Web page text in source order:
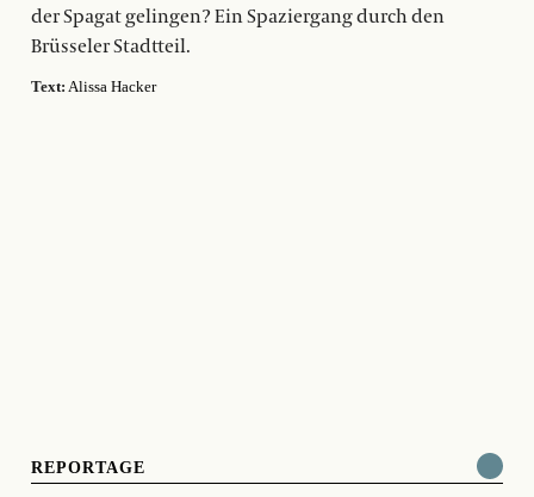
der Spagat gelingen? Ein Spaziergang durch den
Brüsseler Stadtteil.
Text: Alissa Hacker
REPORTAGE